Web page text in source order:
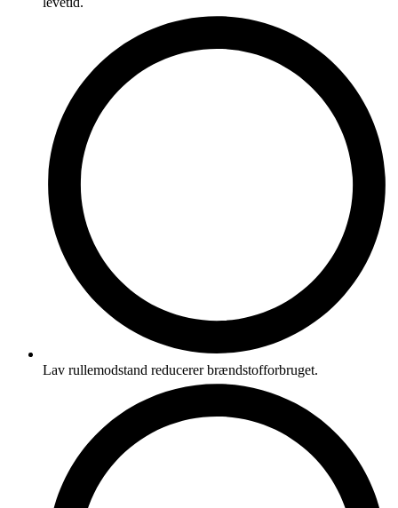
Lav rullemodstand reducerer brændstofforbruget.